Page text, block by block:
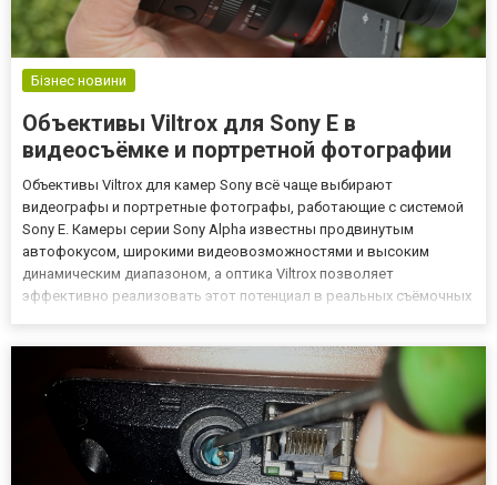
Бізнес новини
Объективы Viltrox для Sony E в
видеосъёмке и портретной фотографии
Объективы Viltrox для камер Sony всё чаще выбирают
видеографы и портретные фотографы, работающие с системой
Sony E. Камеры серии Sony Alpha известны продвинутым
автофокусом, широкими видеовозможностями и высоким
динамическим диапазоном, а оптика Viltrox позволяет
эффективно реализовать этот потенциал в реальных съёмочных
для камер Sony, где со...